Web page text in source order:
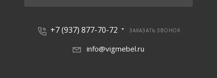
+7 (937) 877-70-72 ЗАКАЗАТЬ ЗВОНОК
info@vigmebel.ru